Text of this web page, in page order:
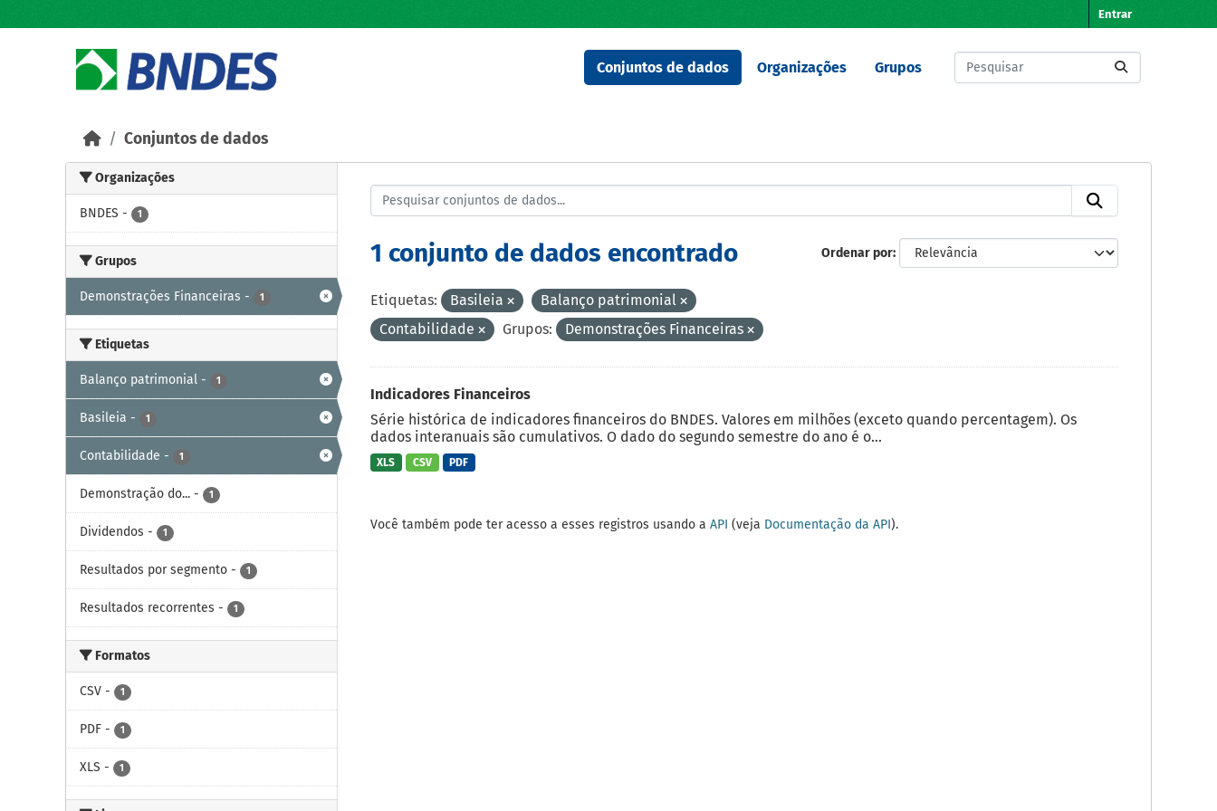
Entrar
Conjuntos de dados Organizações Grupos
Conjuntos de dados
Organizações
BNDES - 1
Grupos
Demonstrações Financeiras - 1
Etiquetas
Balanço patrimonial - 1
Basileia - 1
Contabilidade - 1
Demonstração do... - 1
Dividendos - 1
Resultados por segmento - 1
Resultados recorrentes - 1
Formatos
CSV - 1
PDF - 1
XLS - 1
Ordenar por
1 conjunto de dados encontrado
Etiquetas: Basileia
Balanço patrimonial
Contabilidade
Grupos: Demonstrações Financeiras
Indicadores Financeiros
Série histórica de indicadores financeiros do BNDES. Valores em milhões (exceto quando percentagem). Os
dados interanuais são cumulativos. O dado do segundo semestre do ano é o...
XLS CSV PDF
Você também pode ter acesso a esses registros usando a API (veja Documentação da API).